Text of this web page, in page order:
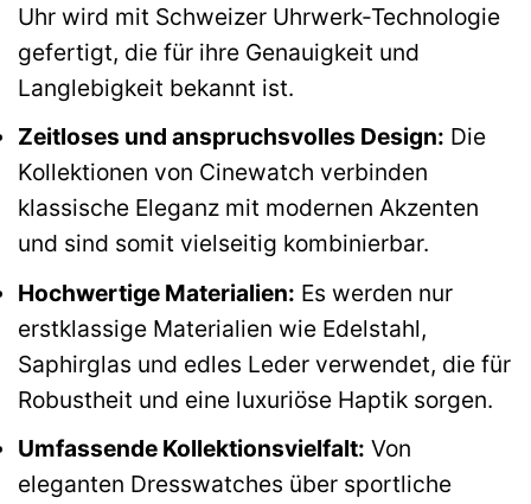
Uhr wird mit Schweizer Uhrwerk-Technologie
gefertigt, die für ihre Genauigkeit und
Langlebigkeit bekannt ist.
Zeitloses und anspruchsvolles Design: Die
Kollektionen von Cinewatch verbinden
klassische Eleganz mit modernen Akzenten
und sind somit vielseitig kombinierbar.
Hochwertige Materialien: Es werden nur
erstklassige Materialien wie Edelstahl,
Saphirglas und edles Leder verwendet, die für
Robustheit und eine luxuriöse Haptik sorgen.
Umfassende Kollektionsvielfalt: Von
eleganten Dresswatches über sportliche